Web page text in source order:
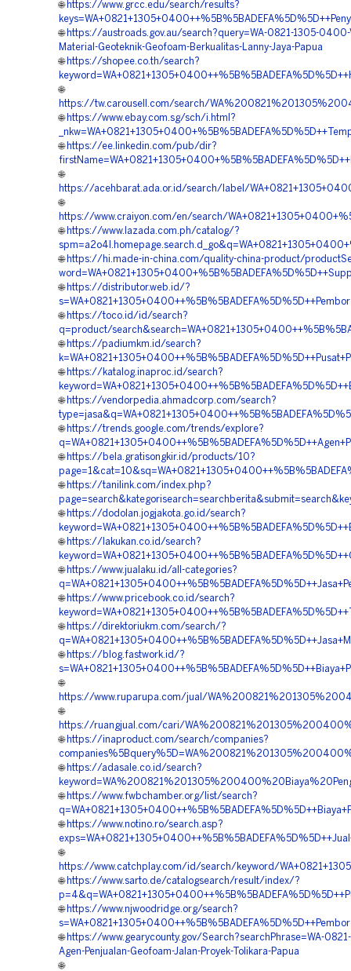
🌐 https://www.grcc.edu/search/results?
🌐 https://austroads.gov.au/search?query=WA-0821-1305-0400-
Material-Geoteknik-Geofoam-Berkualitas-Lanny-Jaya-Papua
🌐 https://shopee.co.th/search?
🌐
https://tw.carousell.com/search/
🌐 https://www.ebay.com.sg/sch/i.html?
🌐 https://ee.linkedin.com/pub/dir?
🌐
https://acehbarat.ada.or.id/search/label/
🌐
https://www.craiyon.com/en/search/
🌐 https://www.lazada.com.ph/catalog/?
🌐 https://hi.made-in-china.com/quality-china-product/
🌐 https://distributor.web.id/?
🌐 https://toco.id/id/search?
q=product/
🌐 https://padiumkm.id/search?
🌐 https://katalog.inaproc.id/search?
🌐 https://vendorpedia.ahmadcorp.com/search?
🌐 https://trends.google.com/trends/explore?
🌐 https://bela.gratisongkir.id/products/10?
🌐 https://tanilink.com/index.php?
🌐 https://dodolan.jogjakota.go.id/search?
🌐 https://lakukan.co.id/search?
🌐 https://www.jualaku.id/all-categories?
🌐 https://www.pricebook.co.id/search?
🌐 https://direktoriukm.com/search/?
🌐 https://blog.fastwork.id/?
🌐
https://www.ruparupa.com/jual/
🌐
https://ruangjual.com/cari/
🌐 https://inaproduct.com/search/companies?
🌐 https://adasale.co.id/search?
🌐 https://www.fwbchamber.org/list/search?
🌐 https://www.notino.ro/search.asp?
🌐
https://www.catchplay.com/id/search/keyword/
🌐 https://www.sarto.de/catalogsearch/result/index/?
🌐 https://www.njwoodridge.org/search?
🌐 https://www.gearycounty.gov/Search?searchPhrase=WA-
Agen-Penjualan-Geofoam-Jalan-Proyek-Tolikara-Papua
🌐